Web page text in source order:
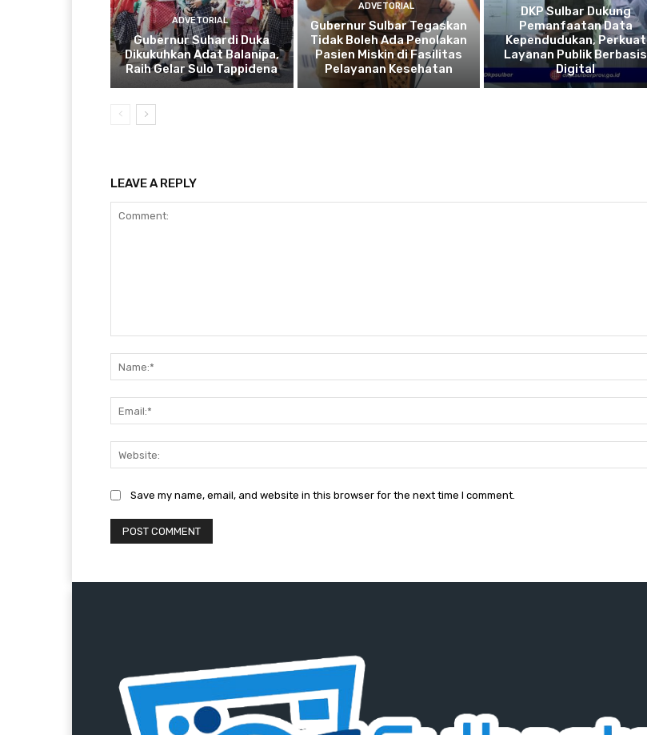
ADVETORIAL
Gubernur Suhardi Duka
Dikukuhkan Adat Balanipa,
Raih Gelar Sulo Tappidena
ADVETORIAL
Gubernur Sulbar Tegaskan
Tidak Boleh Ada Penolakan
Pasien Miskin di Fasilitas
Pelayanan Kesehatan
DKP Sulbar Dukung
Pemanfaatan Data
Kependudukan, Perkuat
Layanan Publik Berbasis
Digital
LEAVE A REPLY
Save my name, email, and website in this browser for the next time I comment.